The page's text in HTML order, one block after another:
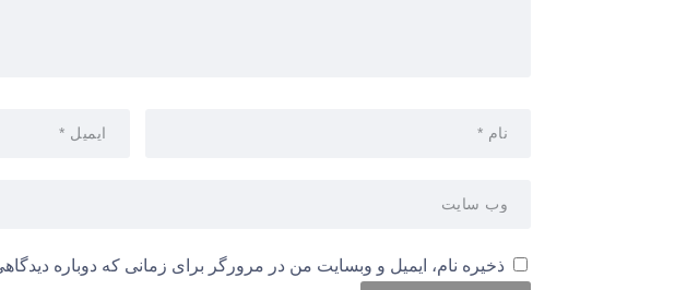
ذخیره نام، ایمیل و وبسایت من در مرورگر برای زمانی که دوباره